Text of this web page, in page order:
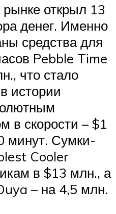
открыл 13
денег. Именно
средства для
Pebble Time
что стало
истории
в скорости – $1
минут. Сумки-
Cooler
в $13 млн., а
– на 4,5 млн.